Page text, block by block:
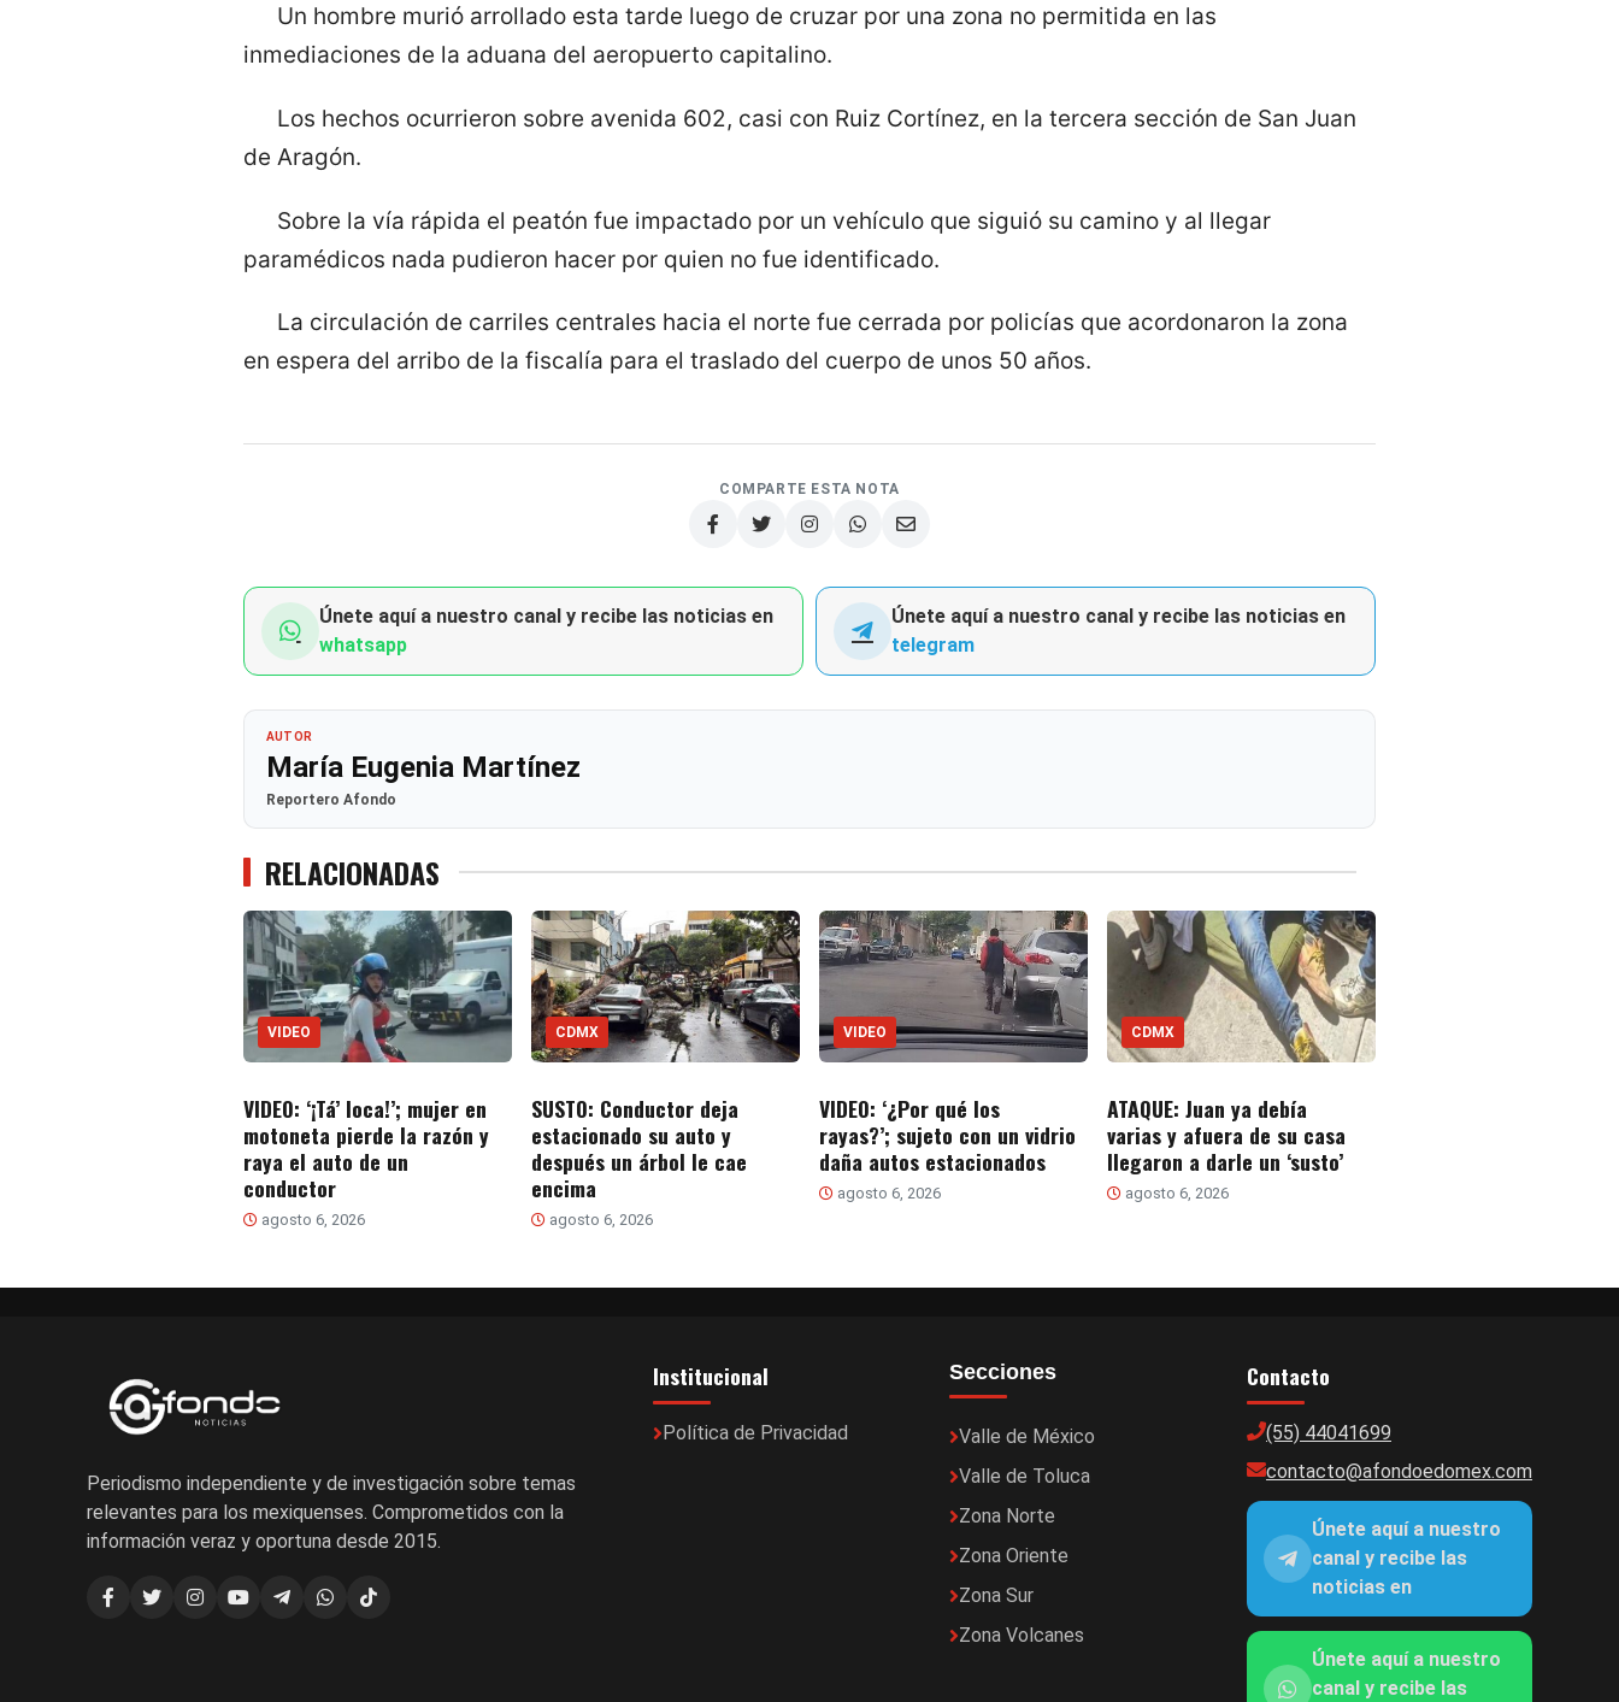
Un hombre murió arrollado esta tarde luego de cruzar por una zona no permitida en las
inmediaciones de la aduana del aeropuerto capitalino.
Los hechos ocurrieron sobre avenida 602, casi con Ruiz Cortínez, en la tercera sección de San Juan
de Aragón.
Sobre la vía rápida el peatón fue impactado por un vehículo que siguió su camino y al llegar
paramédicos nada pudieron hacer por quien no fue identificado.
La circulación de carriles centrales hacia el norte fue cerrada por policías que acordonaron la zona
en espera del arribo de la fiscalía para el traslado del cuerpo de unos 50 años.
COMPARTE ESTA NOTA
Únete aquí a nuestro canal y recibe las noticias en
whatsapp
Únete aquí a nuestro canal y recibe las noticias en
telegram
AUTOR
María Eugenia Martínez
Reportero Afondo
RELACIONADAS
VIDEO
VIDEO: ‘¡Tá’ loca!’; mujer en
motoneta pierde la razón y
raya el auto de un
conductor
agosto 6, 2026
CDMX
SUSTO: Conductor deja
estacionado su auto y
después un árbol le cae
encima
agosto 6, 2026
VIDEO
VIDEO: ‘¿Por qué los
rayas?’; sujeto con un vidrio
daña autos estacionados
agosto 6, 2026
CDMX
ATAQUE: Juan ya debía
varias y afuera de su casa
llegaron a darle un ‘susto’
agosto 6, 2026
Periodismo independiente y de investigación sobre temas
relevantes para los mexiquenses. Comprometidos con la
información veraz y oportuna desde 2015.
Institucional
Política de Privacidad
Secciones
Valle de México
Valle de Toluca
Zona Norte
Zona Oriente
Zona Sur
Zona Volcanes
Contacto
(55) 44041699
contacto@afondoedomex.com
Únete aquí a nuestro
canal y recibe las
noticias en
Únete aquí a nuestro
canal y recibe las